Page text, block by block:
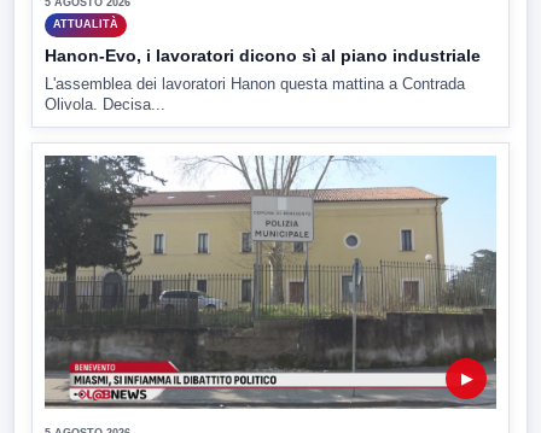
ATTUALITÀ
Hanon-Evo, i lavoratori dicono sì al piano industriale
L'assemblea dei lavoratori Hanon questa mattina a Contrada
Olivola. Decisa...
▶